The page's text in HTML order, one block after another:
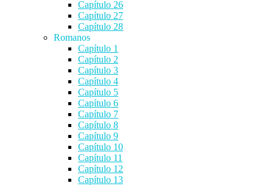
Capítulo 26
Capítulo 27
Capítulo 28
Romanos
Capítulo 1
Capítulo 2
Capítulo 3
Capítulo 4
Capítulo 5
Capítulo 6
Capítulo 7
Capítulo 8
Capítulo 9
Capítulo 10
Capítulo 11
Capítulo 12
Capítulo 13